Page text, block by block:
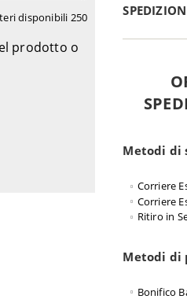
disponibili 250
prodotto o
Metodi di
Corriere
Corriere
Ritiro in
Metodi di
Bonifico